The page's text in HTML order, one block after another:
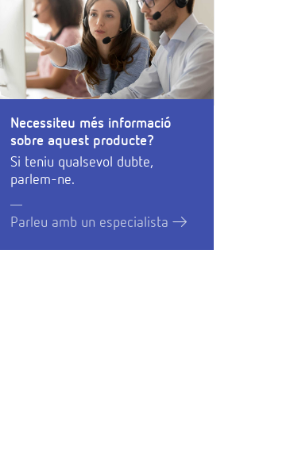
Necessiteu més informació
sobre aquest producte?
Si teniu qualsevol dubte,
parlem-ne.
Parleu amb un especialista